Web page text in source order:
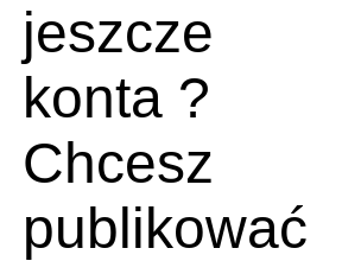
jeszcze
konta ?
Chcesz
publikować